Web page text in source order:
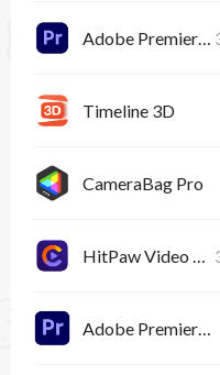
Adobe Premiere Pro 2025
Timeline 3D
CameraBag Pro
HitPaw Video Converter
Adobe Premiere Pro 2024